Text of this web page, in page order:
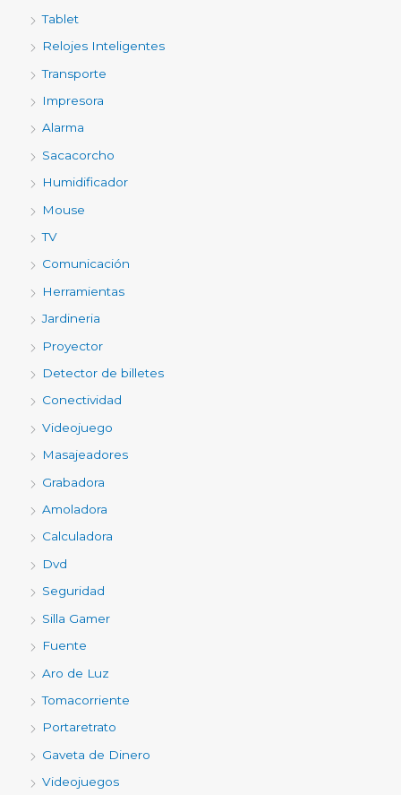
Tablet
Relojes Inteligentes
Transporte
Impresora
Alarma
Sacacorcho
Humidificador
Mouse
TV
Comunicación
Herramientas
Jardineria
Proyector
Detector de billetes
Conectividad
Videojuego
Masajeadores
Grabadora
Amoladora
Calculadora
Dvd
Seguridad
Silla Gamer
Fuente
Aro de Luz
Tomacorriente
Portaretrato
Gaveta de Dinero
Videojuegos